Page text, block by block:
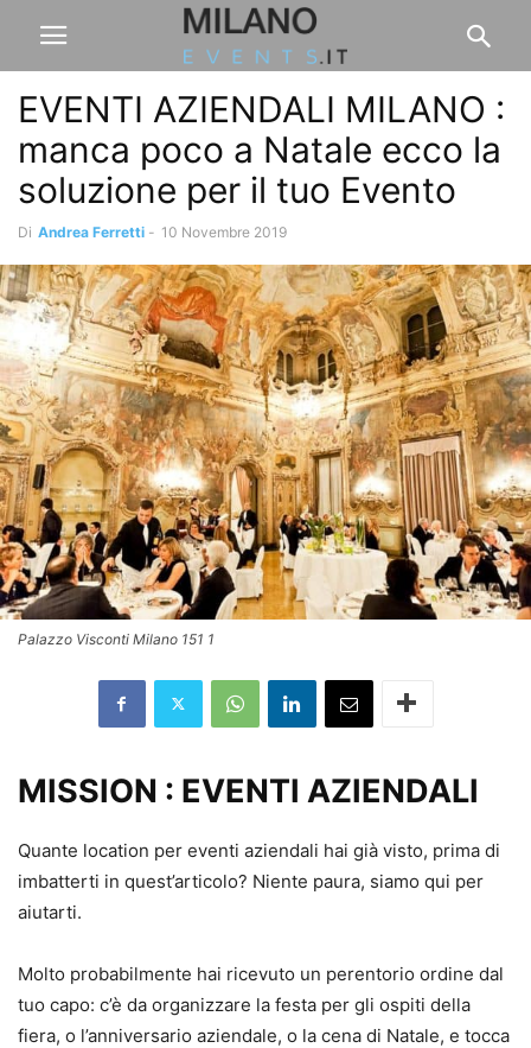
EVENTI AZIENDALI MILANO :
manca poco a Natale ecco la
soluzione per il tuo Evento
Di Andrea Ferretti - 10 Novembre 2019
Palazzo Visconti Milano 151 1
MISSION : EVENTI AZIENDALI
Quante location per eventi aziendali hai già visto, prima di
imbatterti in quest’articolo? Niente paura, siamo qui per
aiutarti.
Molto probabilmente hai ricevuto un perentorio ordine dal
tuo capo: c’è da organizzare la festa per gli ospiti della
fiera, o l’anniversario aziendale, o la cena di Natale, e tocca